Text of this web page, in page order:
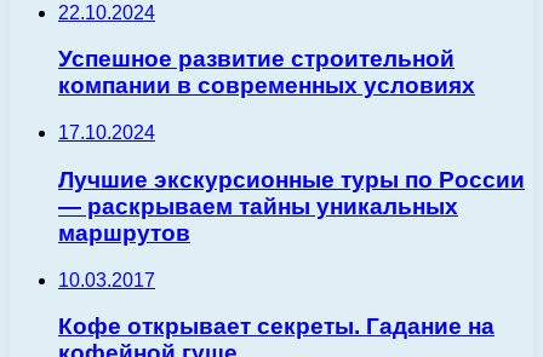
22.10.2024
Успешное развитие строительной
компании в современных условиях
17.10.2024
Лучшие экскурсионные туры по России
— раскрываем тайны уникальных
маршрутов
10.03.2017
Кофе открывает секреты. Гадание на